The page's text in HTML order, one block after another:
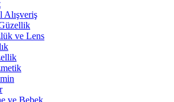
Alışveriş
ve Lens
ve Bebek